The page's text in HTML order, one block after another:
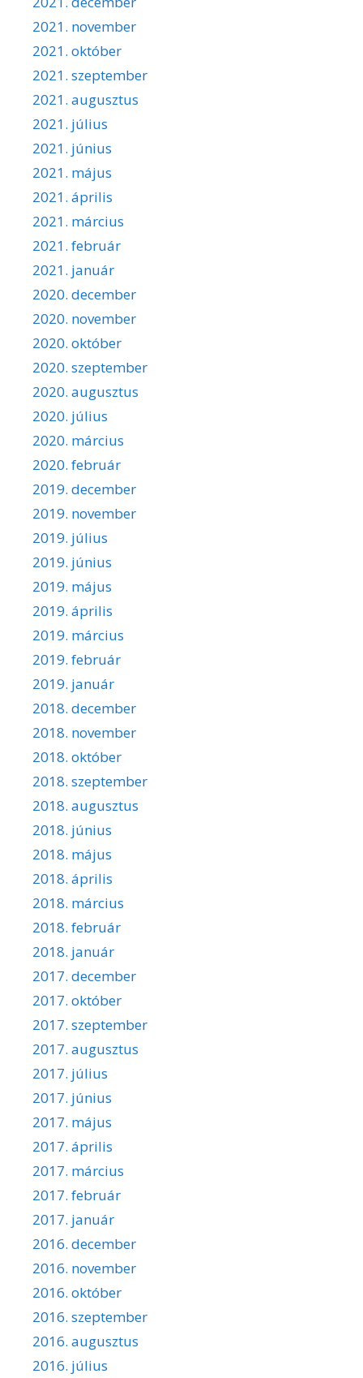
2021. november
2021. október
2021. szeptember
2021. augusztus
2021. július
2021. június
2021. május
2021. április
2021. március
2021. február
2021. január
2020. december
2020. november
2020. október
2020. szeptember
2020. augusztus
2020. július
2020. március
2020. február
2019. december
2019. november
2019. július
2019. június
2019. május
2019. április
2019. március
2019. február
2019. január
2018. december
2018. november
2018. október
2018. szeptember
2018. augusztus
2018. június
2018. május
2018. április
2018. március
2018. február
2018. január
2017. december
2017. október
2017. szeptember
2017. augusztus
2017. július
2017. június
2017. május
2017. április
2017. március
2017. február
2017. január
2016. december
2016. november
2016. október
2016. szeptember
2016. augusztus
2016. július